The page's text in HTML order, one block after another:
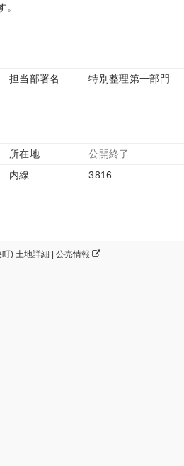
。
担当部署名 特別整理第一部門
所在地
公開終了
内線
3816
) 土地詳細 | 公売情報